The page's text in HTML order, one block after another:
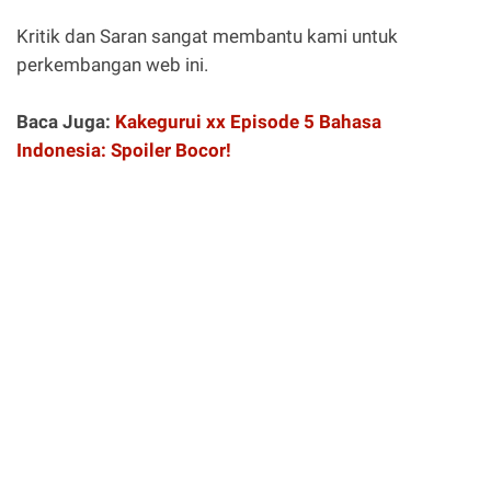
Kritik dan Saran sangat membantu kami untuk
perkembangan web ini.
Baca Juga: Kakegurui xx Episode 5 Bahasa
Indonesia: Spoiler Bocor!